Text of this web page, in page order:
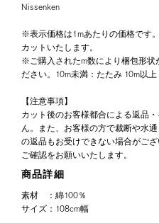
Nissenken
※表示価格は1mあたりの価格です
カットいたします。
※ご購入されたm数により梱包形状
ださい。10m未満：たたみ 10m以上
【注意事項】
カット後のお客様都合による返品
ん。また、お客様の方で裁断や水
の返品もお受けできない場合がご
ご確認をお願いいたします。
商品詳細
素材 ： 綿100％
サイズ ： 108cm幅